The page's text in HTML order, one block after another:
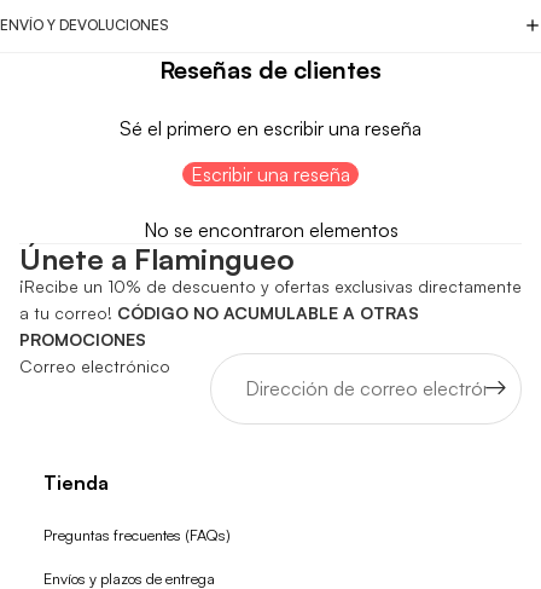
ENVÍO Y DEVOLUCIONES
Reseñas de clientes
Sé el primero en escribir una reseña
Escribir una reseña
No se encontraron elementos
Únete a Flamingueo
¡Recibe un 10% de descuento y ofertas exclusivas directamente
a tu correo! CÓDIGO NO ACUMULABLE A OTRAS
PROMOCIONES
Correo electrónico
Tienda
Preguntas frecuentes (FAQs)
Envíos y plazos de entrega